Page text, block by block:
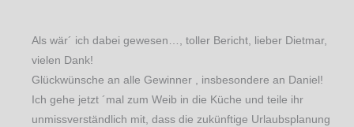
Als wär´ ich dabei gewesen…, toller Bericht, lieber Dietmar,
vielen Dank!
Glückwünsche an alle Gewinner , insbesondere an Daniel!
Ich gehe jetzt ´mal zum Weib in die Küche und teile ihr
unmissverständlich mit, dass die zukünftige Urlaubsplanung